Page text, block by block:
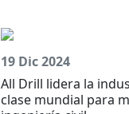
19 Dic 2024
All Drill lidera la
clase mundial para